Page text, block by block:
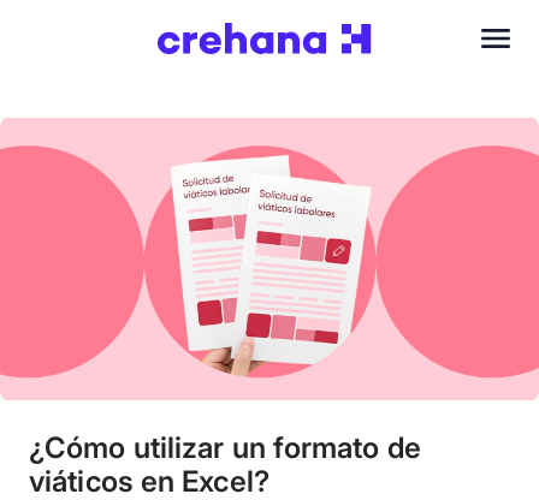
¿Cómo utilizar un formato de
viáticos en Excel?